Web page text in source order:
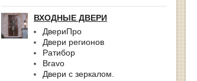
ВХОДНЫЕ ДВЕРИ
ДвериПро
Двери регионов
Ратибор
Bravo
Двери с зеркалом.